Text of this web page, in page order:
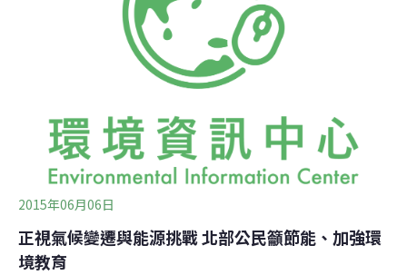
動公共環境意識的方向努力。台中女中學生蘇薏貞表示，
對紀錄片《穹頂之下》印象特別深刻。「凡是重度汙染、
不宜外出的天氣，柴靜便必須把女兒關在家裡，等於剝奪
了基本的生活權利。」蘇蕙貞強調，中部的空氣汙染問題
2015年06月06日
正視氣候變遷與能源挑戰 北部公民籲節能、加強環
境教育